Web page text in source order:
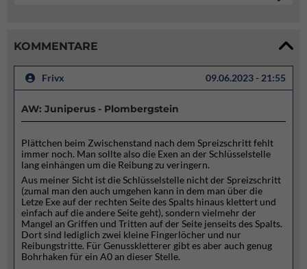
KOMMENTARE
Frivx 09.06.2023 - 21:55
AW: Juniperus - Plombergstein
Plättchen beim Zwischenstand nach dem Spreizschritt fehlt
immer noch. Man sollte also die Exen an der Schlüsselstelle
lang einhängen um die Reibung zu veringern.
Aus meiner Sicht ist die Schlüsselstelle nicht der Spreizschritt
(zumal man den auch umgehen kann in dem man über die
Letze Exe auf der rechten Seite des Spalts hinaus klettert und
einfach auf die andere Seite geht), sondern vielmehr der
Mangel an Griffen und Tritten auf der Seite jenseits des Spalts.
Dort sind lediglich zwei kleine Fingerlöcher und nur
Reibungstritte. Für Genusskletterer gibt es aber auch genug
Bohrhaken für ein A0 an dieser Stelle.